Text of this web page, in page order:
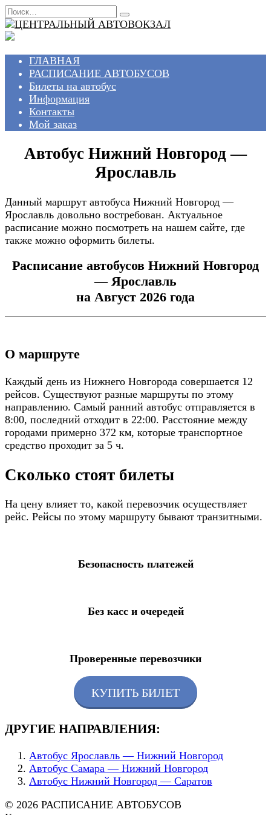
Перейти
к
содержанию
Search
for:
ГЛАВНАЯ
РАСПИСАНИЕ АВТОБУСОВ
Билеты на автобус
Информация
Контакты
Мой заказ
Автобус Нижний Новгород —
Ярославль
Данный маршрут автобуса Нижний Новгород —
Ярославль довольно востребован. Актуальное
расписание можно посмотреть на нашем сайте, где
также можно оформить билеты.
Расписание автобусов Нижний Новгород
— Ярославль
на Август 2026 года
О маршруте
Каждый день из Нижнего Новгорода совершается 12
рейсов. Существуют разные маршруты по этому
направлению. Самый ранний автобус отправляется в
8:00, последний отходит в 22:00. Расстояние между
городами примерно 372 км, которые транспортное
средство проходит за 5 ч.
Сколько стоят билеты
На цену влияет то, какой перевозчик осуществляет
рейс. Рейсы по этому маршруту бывают транзитными.
Безопасность платежей
Без касс и очередей
Проверенные перевозчики
КУПИТЬ БИЛЕТ
ДРУГИЕ НАПРАВЛЕНИЯ:
Автобус Ярославль — Нижний Новгород
Автобус Самара — Нижний Новгород
Автобус Нижний Новгород — Саратов
© 2026 РАСПИСАНИЕ АВТОБУСОВ